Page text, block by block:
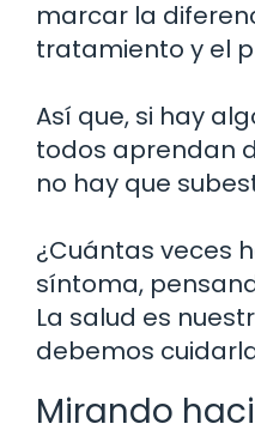
marcar la
tratamiento y el
Así que, si hay
todos aprendan
no hay que
¿Cuántas veces
síntoma,
La salud es
debemos
Mirando